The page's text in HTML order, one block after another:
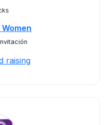
raising